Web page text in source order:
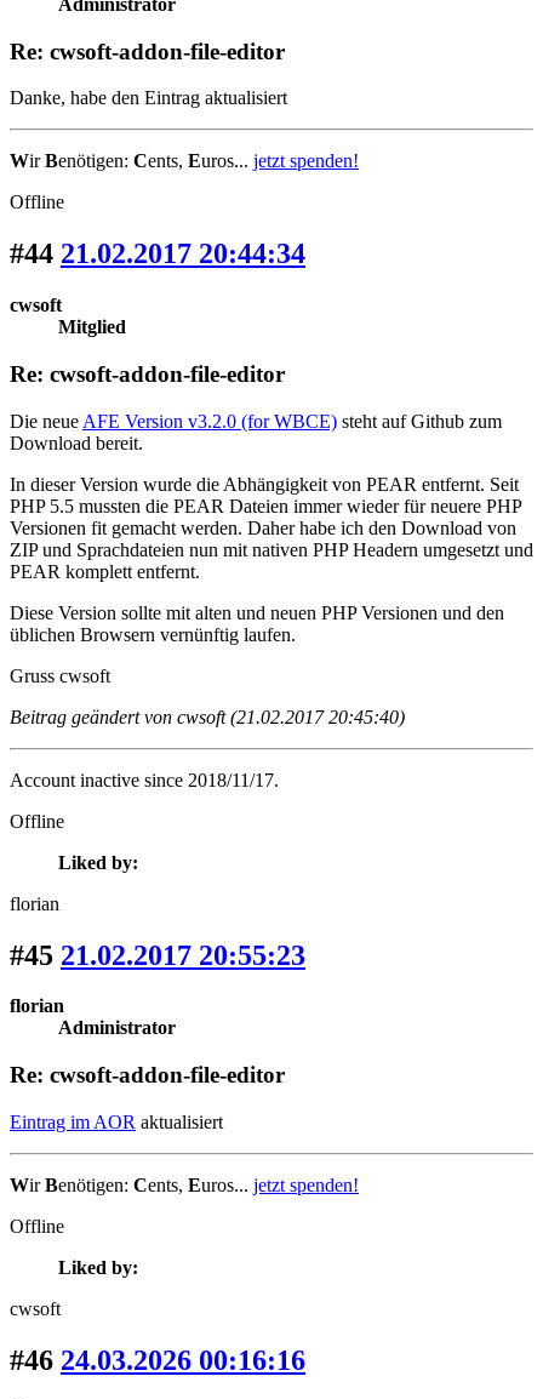
Administrator
Re: cwsoft-addon-file-editor
Danke, habe den Eintrag aktualisiert
WirBenötigen: Cents, Euros... jetzt spenden!
Offline
#44 21.02.2017 20:44:34
cwsoft
Mitglied
Re: cwsoft-addon-file-editor
Die neue AFE Version v3.2.0 (for WBCE) steht auf Github zum
Download bereit.
In dieser Version wurde die Abhängigkeit von PEAR entfernt. Seit
PHP 5.5 mussten die PEAR Dateien immer wieder für neuere PHP
Versionen fit gemacht werden. Daher habe ich den Download von
ZIP und Sprachdateien nun mit nativen PHP Headern umgesetzt und
PEAR komplett entfernt.
Diese Version sollte mit alten und neuen PHP Versionen und den
üblichen Browsern vernünftig laufen.
Gruss cwsoft
Beitrag geändert von cwsoft (21.02.2017 20:45:40)
Account inactive since 2018/11/17.
Offline
Liked by:
florian
#45 21.02.2017 20:55:23
florian
Administrator
Re: cwsoft-addon-file-editor
Eintrag im AOR aktualisiert
WirBenötigen: Cents, Euros... jetzt spenden!
Offline
Liked by:
cwsoft
#46 24.03.2026 00:16:16